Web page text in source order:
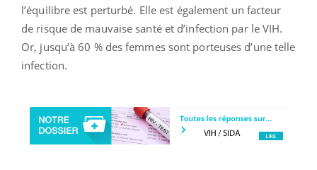
l’équilibre est perturbé. Elle est également un facteur
de risque de mauvaise santé et d’infection par le VIH.
Or, jusqu’à 60 % des femmes sont porteuses d’une telle
infection.